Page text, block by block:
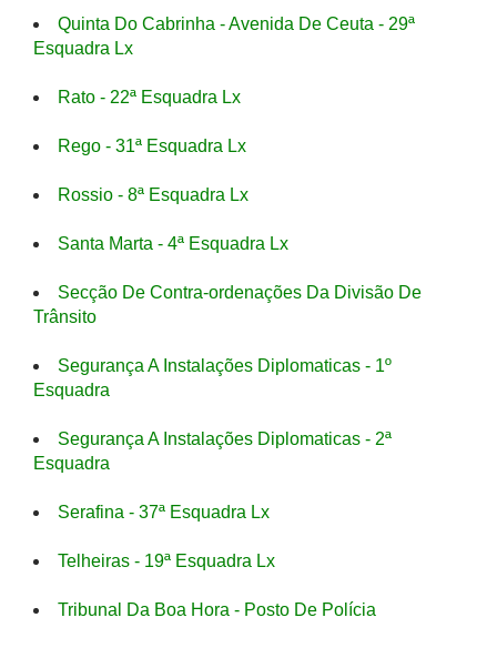
Quinta Do Cabrinha - Avenida De Ceuta - 29ª
Esquadra Lx
Rato - 22ª Esquadra Lx
Rego - 31ª Esquadra Lx
Rossio - 8ª Esquadra Lx
Santa Marta - 4ª Esquadra Lx
Secção De Contra-ordenações Da Divisão De
Trânsito
Segurança A Instalações Diplomaticas - 1º
Esquadra
Segurança A Instalações Diplomaticas - 2ª
Esquadra
Serafina - 37ª Esquadra Lx
Telheiras - 19ª Esquadra Lx
Tribunal Da Boa Hora - Posto De Polícia